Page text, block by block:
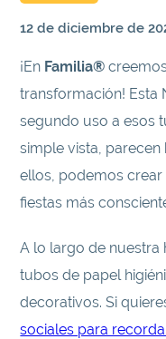
12 de diciembre de
¡En Familia®
transformación! Esta
segundo uso a esos
simple vista,
ellos, podemos
fiestas más
A lo largo de nuestra
tubos de papel
decorativos. Si
sociales para